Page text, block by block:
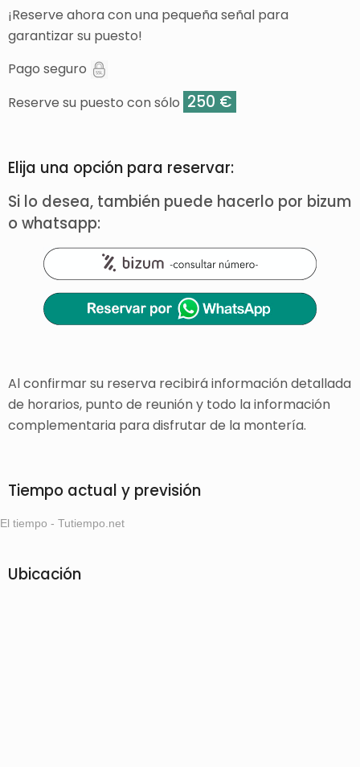
¡Reserve ahora con una pequeña señal para
garantizar su puesto!
Pago seguro
Reserve su puesto con sólo 250 €
Elija una opción para reservar:
Si lo desea, también puede hacerlo por bizum
o whatsapp:
Al confirmar su reserva recibirá información detallada
de horarios, punto de reunión y todo la información
complementaria para disfrutar de la montería.
Tiempo actual y previsión
El tiempo - Tutiempo.net
Ubicación